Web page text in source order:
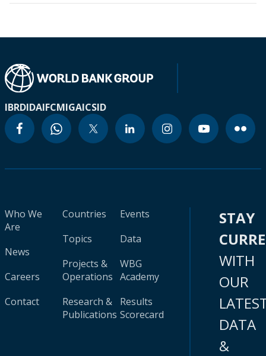
IBRDIDAIFCMIGAICSID
Who We
Are
News
Careers
Contact
Countries
Topics
Projects &
Operations
Research &
Publications
Events
Data
WBG
Academy
Results
Scorecard
STAY
WITH
OUR
DATA
&